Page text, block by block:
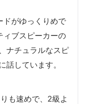
ドがゆっくりめで
ィブスピーカーの
ナチュラルなスピ
話しています。
も速めで、2級よ